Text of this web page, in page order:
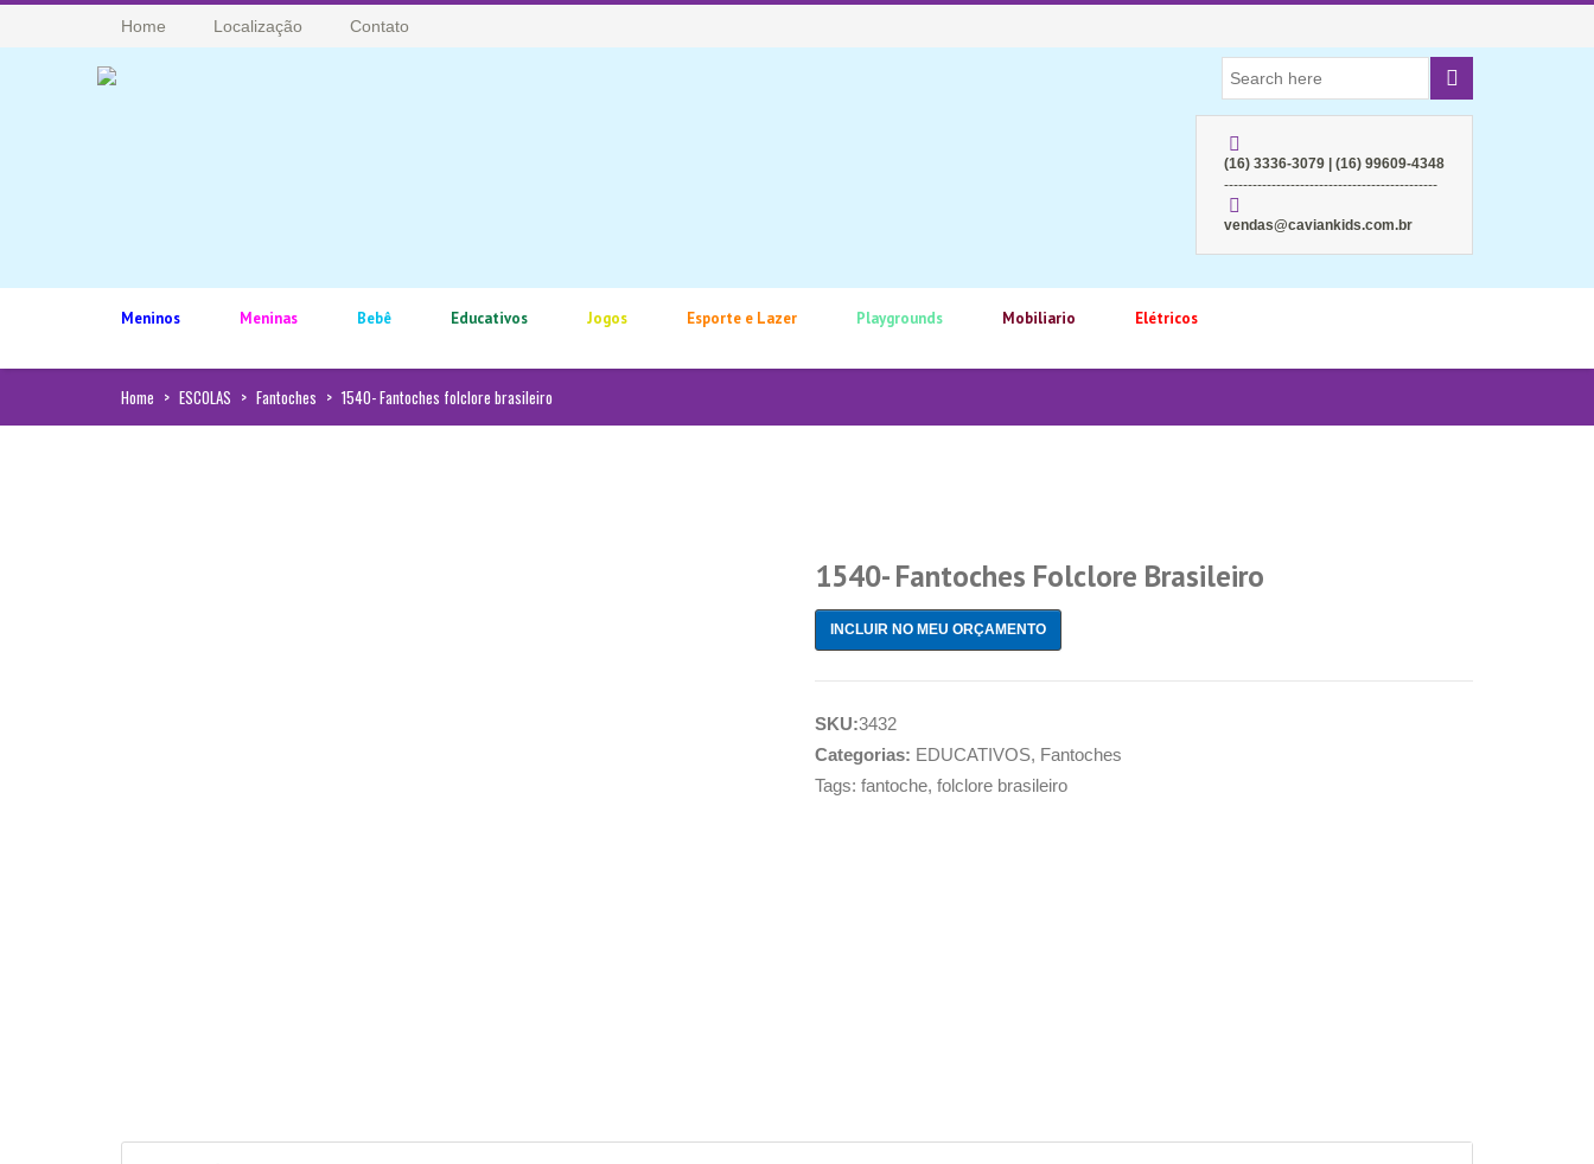
Home Localização Contato
(16) 3336-3079 | (16) 99609-4348
---------------------------------------------
vendas@caviankids.com.br
Meninos Meninas Bebê Educativos Jogos Esporte e Lazer Playgrounds Mobiliario Elétricos
Home > ESCOLAS > Fantoches > 1540- Fantoches folclore brasileiro
1540- Fantoches Folclore Brasileiro
INCLUIR NO MEU ORÇAMENTO
SKU:3432
Categorias: EDUCATIVOS, Fantoches
Tags: fantoche, folclore brasileiro